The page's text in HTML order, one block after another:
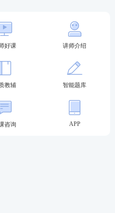
专业科目。
10个专业可选，包括工商
、金融、保险、运输经
济、建筑与房地产经济、
需要任选其一报考即可。
好课 讲师介绍
教辅 智能题库
咨询 APP